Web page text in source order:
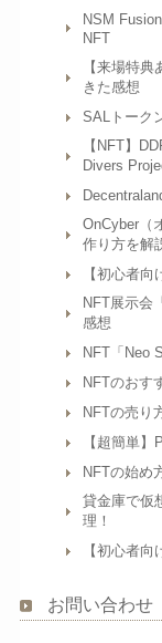
NSM
NFT
【来場特
きた感想
SALトーク
【NFT】
Divers
OnCyber（
作り方を解
【初心者
NFT展示会
感想
NFT「Neo
NFTのおす
NFTの売り
【超簡単
NFTの始め
貸金庫で仮
理！
【初心者
お問い合わせ